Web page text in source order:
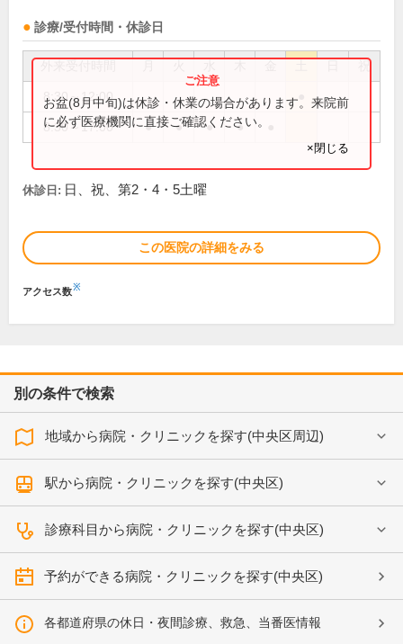
診療/受付時間・休診日
祝
8:30～12:00
8:30～17:00 ● ● ● ●
お盆(8月中旬)は休診・休業の場合があります。来院前
に必ず医療機関に直接ご確認ください。
×閉じる
休診日: 日、祝、第2・4・5土曜
この医院の詳細をみる
アクセス数※
別の条件で検索
地域から病院・クリニックを探す(中央区周辺)
駅から病院・クリニックを探す(中央区)
診療科目から病院・クリニックを探す(中央区)
予約ができる病院・クリニックを探す(中央区)
各都道府県の休日・夜間診療、救急、当番医情報